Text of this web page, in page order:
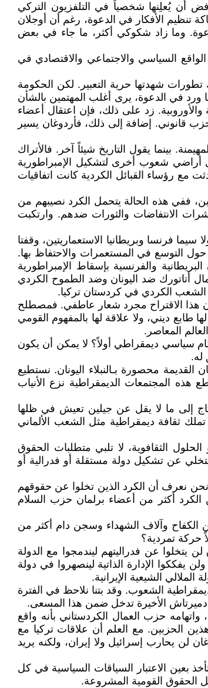
أن يُعلِنها شخصياً في التلفزيون التركي
تنظيم الأفكار في الدعوة، رغم أن أوجلان
وما زاد شكوكي أكثر، ما جاء في بعض
السياسي والاجتماعي والاقتصادي في
شهدتها حرية التعبير. لكن الحكومة
في الدعوة، يرى أغلب المهتمين بالشأن
زد على ذلك، فإن اعتقال أعضاء
قانوني. إضافة إلى ذلك، فأردوغان يسير
بينما يقول التاريخ شيئاً آخر. فالأتراك
أراضي شعوب أخرى لتشكيل الإمبراطورية
مع رؤساء القبائل الكردية كانت اتفاقيات
ففي هذه الحالة يتحمل الكرد نصيبهم من
الانتفاضات والثورات ضدهم. وارتكبت
فرنسا وبريطانيا الاستعماريتين، وقفتا
حول التوسع في المستعمرات والاحتفاظ بها.
والفرنسية بإسقاط الإمبراطورية
أتاتورك ضد اليونان وضد الطموح الكردي
الشعب الكردي في كردستان تركيا.
فإن هذا الاقتراح مجرد شعار عاطفي. فمصطلح
ديني، ولا علاقة لها بالمفهوم القومي
المعاصر.
سياسي ديمقراطي أولاً؟ لا يمكن أن يكون
له.
محصورة بـالنبلاء اليونان. نستطيع
هذه المجتمعات الديمقراطية نزع الأنياب
إلى ما لا يقل عن جيلين تعيش في ظلها
ثقافة ديمقراطية مثل الشعب الألماني
الثقافوية، لا تلبي متطلبات الحقوق
عن تشكيل دولة مستقلة أو فدرالية أو
نحن نعرف أن الكرد الذين تخلوا عن حقوقهم
أكثر من أعضاء برلمان حزب السلام
الكفاح وآلاف الشهداء وسجن دام أكثر من
حركة تمردية؟
يتخلوا عن فدراليتهم ليندمجوا مع الدولة
يفككوا الإدارة الذاتية لينصهروا في دولة
الشعوب. وقد بتنا نلاحظ في الفترة
دميرتاش الأخيرة تدخل ضمن هذا المسعى.
حزب العمال الكردستاني بأنه واقع
الحزبين. مع العلم أن علاقات تركيا مع
لن يحارب إسرائيل ولا إيران، ولكنه يريد
بعين الاعتبار السياقات السياسية في كل
الحقوق القومية المشروعة.